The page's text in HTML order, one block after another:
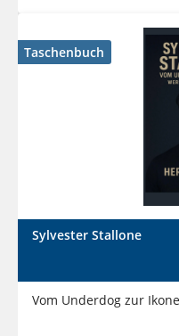
Taschenbuch
Sylvester Stallone
Vom Underdog zur